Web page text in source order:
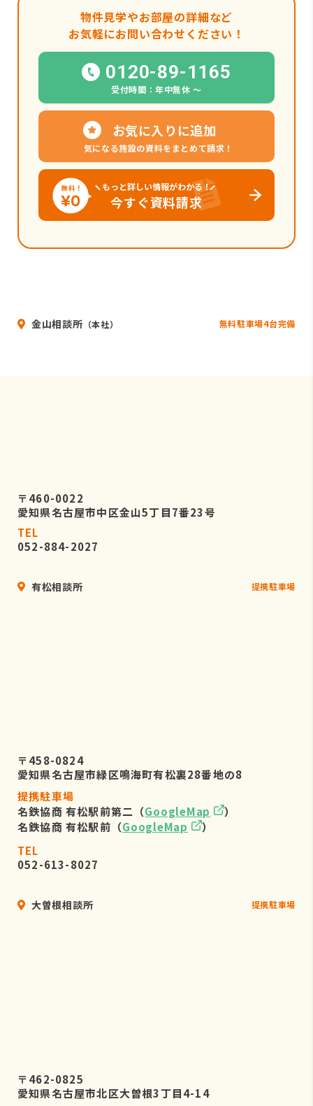
物件見学やお部屋の詳細など
お気軽にお問い合わせください！
0120-89-1165
受付時間：年中無休 〜
お気に入りに追加
気になる施設の資料をまとめて請求！
もっと詳しい情報がわかる！
今すぐ資料請求
金山相談所 （本社） 無料駐車場4台完備
〒460-0022
愛知県名古屋市中区金山5丁目7番23号
TEL
052-884-2027
有松相談所 提携駐車場
〒458-0824
愛知県名古屋市緑区鳴海町有松裏28番地の8
提携駐車場
名鉄協商 有松駅前第二（GoogleMap
）
名鉄協商 有松駅前（GoogleMap
）
TEL
052-613-8027
大曽根相談所 提携駐車場
〒462-0825
愛知県名古屋市北区大曽根3丁目4-14